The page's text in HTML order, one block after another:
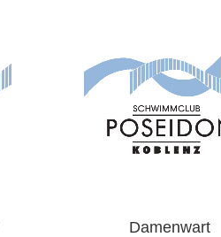
Damenwart